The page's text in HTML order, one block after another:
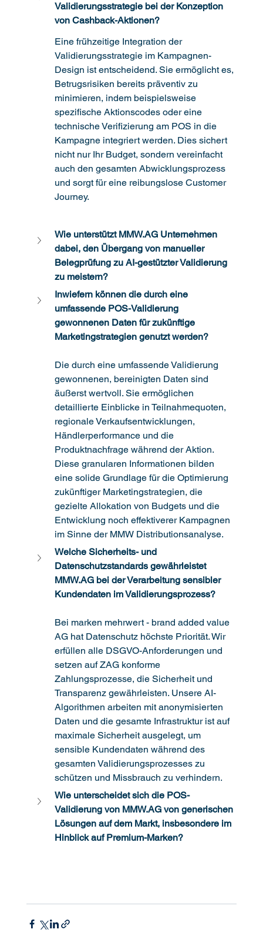
Validierungsstrategie bei der Konzeption
von Cashback-Aktionen?
Eine frühzeitige Integration der
Validierungsstrategie im Kampagnen-
Design ist entscheidend. Sie ermöglicht es,
Betrugsrisiken bereits präventiv zu
minimieren, indem beispielsweise
spezifische Aktionscodes oder eine
technische Verifizierung am POS in die
Kampagne integriert werden. Dies sichert
nicht nur Ihr Budget, sondern vereinfacht
auch den gesamten Abwicklungsprozess
und sorgt für eine reibungslose Customer
Journey.
Wie unterstützt MMW.AG Unternehmen
dabei, den Übergang von manueller
Belegprüfung zu AI-gestützter Validierung
zu meistern?
Inwiefern können die durch eine
umfassende POS-Validierung
gewonnenen Daten für zukünftige
Marketingstrategien genutzt werden?
Die durch eine umfassende Validierung
gewonnenen, bereinigten Daten sind
äußerst wertvoll. Sie ermöglichen
detaillierte Einblicke in Teilnahmequoten,
regionale Verkaufsentwicklungen,
Händlerperformance und die
Produktnachfrage während der Aktion.
Diese granularen Informationen bilden
eine solide Grundlage für die Optimierung
zukünftiger Marketingstrategien, die
gezielte Allokation von Budgets und die
Entwicklung noch effektiverer Kampagnen
im Sinne der MMW Distributionsanalyse.
Welche Sicherheits- und
Datenschutzstandards gewährleistet
MMW.AG bei der Verarbeitung sensibler
Kundendaten im Validierungsprozess?
Bei marken mehrwert - brand added value
AG hat Datenschutz höchste Priorität. Wir
erfüllen alle DSGVO-Anforderungen und
setzen auf ZAG konforme
Zahlungsprozesse, die Sicherheit und
Transparenz gewährleisten. Unsere AI-
Algorithmen arbeiten mit anonymisierten
Daten und die gesamte Infrastruktur ist auf
maximale Sicherheit ausgelegt, um
sensible Kundendaten während des
gesamten Validierungsprozesses zu
schützen und Missbrauch zu verhindern.
Wie unterscheidet sich die POS-
Validierung von MMW.AG von generischen
Lösungen auf dem Markt, insbesondere im
Hinblick auf Premium-Marken?